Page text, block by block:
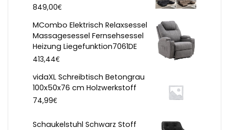
849,00€
MCombo Elektrisch Relaxsessel
Massagesessel Fernsehsessel
Heizung Liegefunktion7061DE
413,44€
vidaXL Schreibtisch Betongrau
100x50x76 cm Holzwerkstoff
74,99€
Schaukelstuhl Schwarz Stoff